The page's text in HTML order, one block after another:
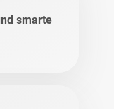
smarte